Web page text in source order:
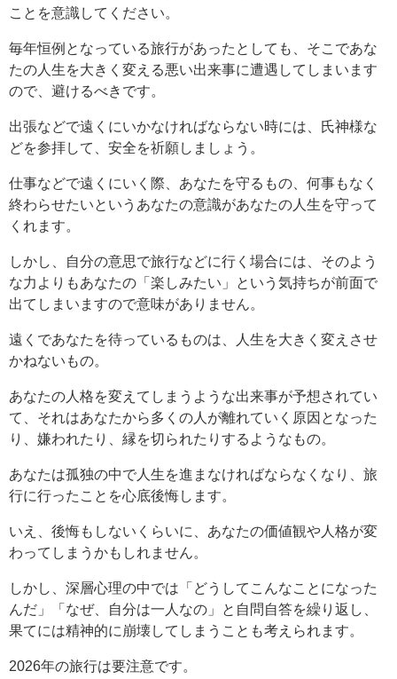
ことを意識してください。
毎年恒例となっている旅行があったとしても、そこであな
たの人生を大きく変える悪い出来事に遭遇してしまいます
ので、避けるべきです。
出張などで遠くにいかなければならない時には、氏神様な
どを参拝して、安全を祈願しましょう。
仕事などで遠くにいく際、あなたを守るもの、何事もなく
終わらせたいというあなたの意識があなたの人生を守って
くれます。
しかし、自分の意思で旅行などに行く場合には、そのよう
な力よりもあなたの「楽しみたい」という気持ちが前面で
出てしまいますので意味がありません。
遠くであなたを待っているものは、人生を大きく変えさせ
かねないもの。
あなたの人格を変えてしまうような出来事が予想されてい
て、それはあなたから多くの人が離れていく原因となった
り、嫌われたり、縁を切られたりするようなもの。
あなたは孤独の中で人生を進まなければならなくなり、旅
行に行ったことを心底後悔します。
いえ、後悔もしないくらいに、あなたの価値観や人格が変
わってしまうかもしれません。
しかし、深層心理の中では「どうしてこんなことになった
んだ」「なぜ、自分は一人なの」と自問自答を繰り返し、
果てには精神的に崩壊してしまうことも考えられます。
2026年の旅行は要注意です。